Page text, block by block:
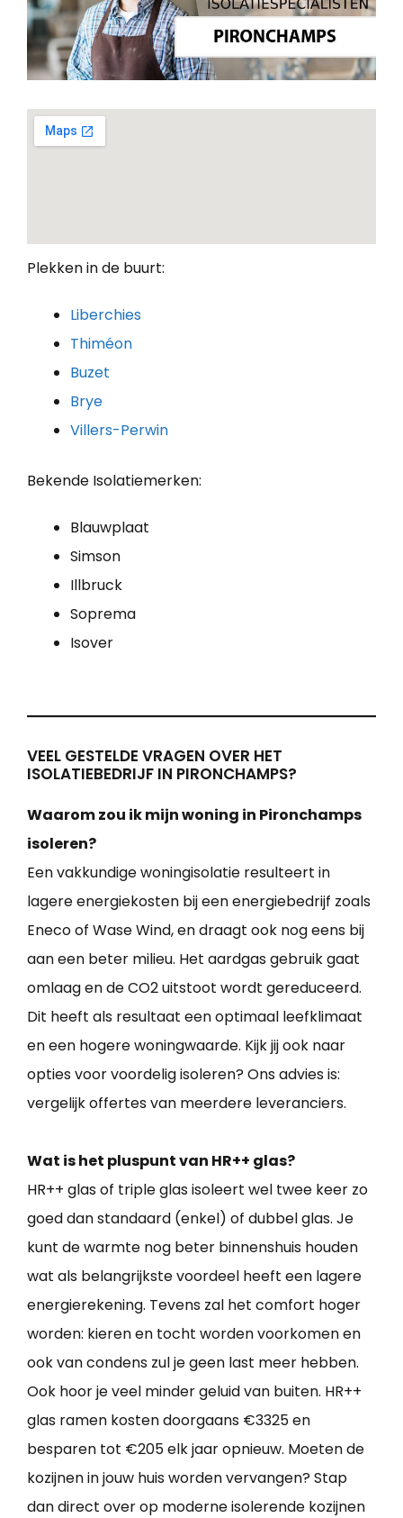
Plekken in de buurt:
Liberchies
Thiméon
Buzet
Brye
Villers-Perwin
Bekende Isolatiemerken:
Blauwplaat
Simson
Illbruck
Soprema
Isover
VEEL GESTELDE VRAGEN OVER HET
ISOLATIEBEDRIJF IN PIRONCHAMPS?
Waarom zou ik mijn woning in Pironchamps
isoleren?
Een vakkundige woningisolatie resulteert in
lagere energiekosten bij een energiebedrijf zoals
Eneco of Wase Wind, en draagt ook nog eens bij
aan een beter milieu. Het aardgas gebruik gaat
omlaag en de CO2 uitstoot wordt gereduceerd.
Dit heeft als resultaat een optimaal leefklimaat
en een hogere woningwaarde. Kijk jij ook naar
opties voor voordelig isoleren? Ons advies is:
vergelijk offertes van meerdere leveranciers.
Wat is het pluspunt van HR++ glas?
HR++ glas of triple glas isoleert wel twee keer zo
goed dan standaard (enkel) of dubbel glas. Je
kunt de warmte nog beter binnenshuis houden
wat als belangrijkste voordeel heeft een lagere
energierekening. Tevens zal het comfort hoger
worden: kieren en tocht worden voorkomen en
ook van condens zul je geen last meer hebben.
Ook hoor je veel minder geluid van buiten. HR++
glas ramen kosten doorgaans €3325 en
besparen tot €205 elk jaar opnieuw. Moeten de
kozijnen in jouw huis worden vervangen? Stap
dan direct over op moderne isolerende kozijnen